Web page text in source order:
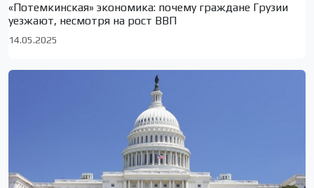
«Потемкинская» экономика: почему граждане Грузии
уезжают, несмотря на рост ВВП
14.05.2025